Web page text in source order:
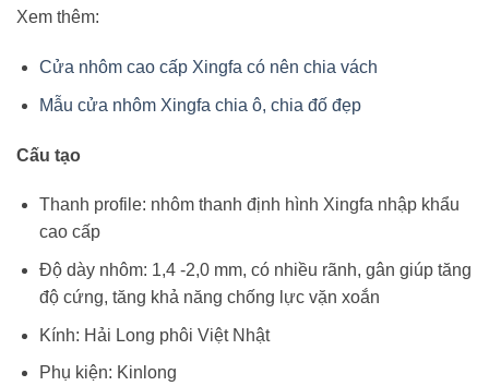
Xem thêm:
Cửa nhôm cao cấp Xingfa có nên chia vách
Mẫu cửa nhôm Xingfa chia ô, chia đố đẹp
Cấu tạo
Thanh profile: nhôm thanh định hình Xingfa nhập khẩu
cao cấp
Độ dày nhôm: 1,4 -2,0 mm, có nhiều rãnh, gân giúp tăng
độ cứng, tăng khả năng chống lực vặn xoắn
Kính: Hải Long phôi Việt Nhật
Phụ kiện: Kinlong